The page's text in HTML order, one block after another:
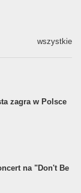
wszystkie
zagra w Polsce
na "Don't Be